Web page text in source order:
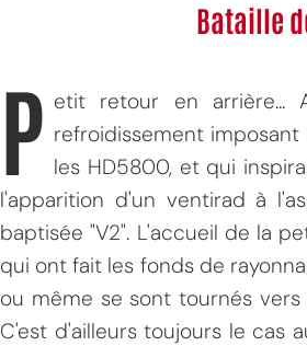
Bataille
P etit retour en arrière...
refroidissement
les HD5800, et qui
l'apparition d'un ventirad à
baptisée "V2". L'accueil de la
qui ont fait les fonds de
ou même se sont tournés
C'est d'ailleurs toujours le cas